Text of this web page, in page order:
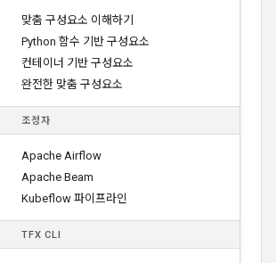
맞춤 구성요소 이해하기
Python 함수 기반 구성요소
컨테이너 기반 구성요소
완전한 맞춤 구성요소
조정자
Apache Airflow
Apache Beam
Kubeflow 파이프라인
TFX CLI